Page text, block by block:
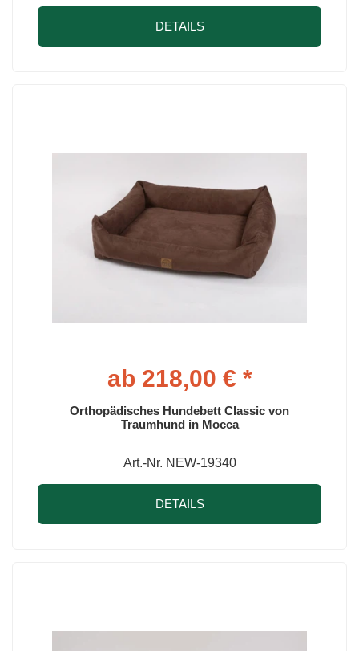
DETAILS
ab 218,00 € *
Orthopädisches Hundebett Classic von
Traumhund in Mocca
Art.-Nr. NEW-19340
DETAILS